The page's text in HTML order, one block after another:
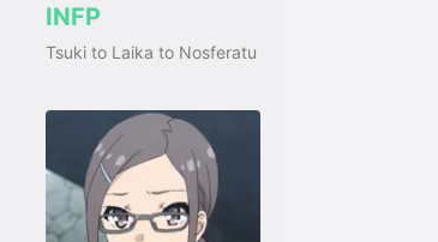
INFP
Tsuki to Laika to Nosferatu